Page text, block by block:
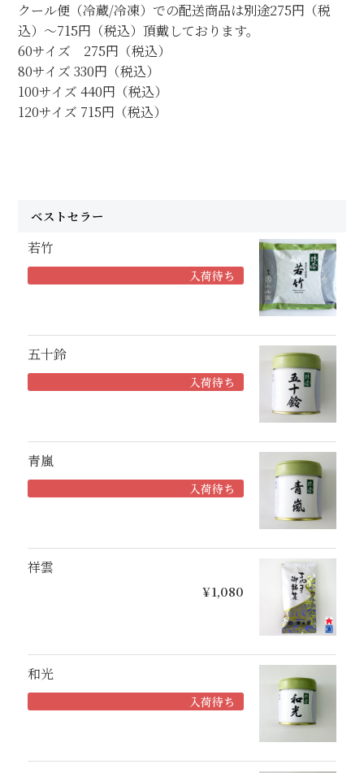
クール便（冷蔵/冷凍）での配送商品は別途275円（税
込）～715円（税込）頂戴しております。
60サイズ 275円（税込）
80サイズ 330円（税込）
100サイズ 440円（税込）
120サイズ 715円（税込）
ベストセラー
若竹
入荷待ち
五十鈴
入荷待ち
青嵐
入荷待ち
祥雲
¥1,080
和光
入荷待ち